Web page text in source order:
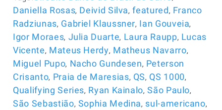
Daniella Rosas, Deivid Silva,featured, Franco
Radziunas, Gabriel Klaussner, Ian Gouveia,
Igor Moraes, Julia Duarte, Laura Raupp, Lucas
Vicente, Mateus Herdy, Matheus Navarro,
Miguel Pupo, Nacho Gundesen, Peterson
Crisanto, Praia de Maresias, QS, QS 1000,
Qualifying Series, Ryan Kainalo,São Paulo,
São Sebastião, Sophia Medina, sul-americano,